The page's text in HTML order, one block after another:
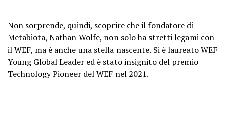
Non sorprende, quindi, scoprire che il fondatore di
Metabiota, Nathan Wolfe, non solo ha stretti legami con
il WEF, ma è anche una stella nascente. Si è laureato WEF
Young Global Leader ed è stato insignito del premio
Technology Pioneer del WEF nel 2021.